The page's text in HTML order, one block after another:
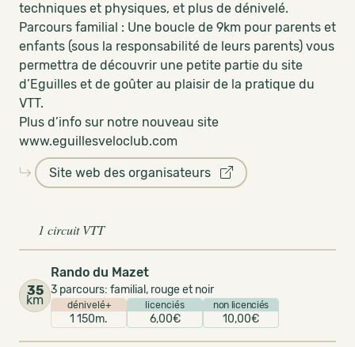
techniques et physiques, et plus de dénivelé.
Parcours familial : Une boucle de 9km pour parents et
enfants (sous la responsabilité de leurs parents) vous
permettra de découvrir une petite partie du site
d’Eguilles et de goûter au plaisir de la pratique du
VTT.
Plus d’info sur notre nouveau site
www.eguillesveloclub.com
Site web des organisateurs
1 circuit VTT
35
km
Rando du Mazet
3 parcours: familial, rouge et noir
dénivelé+
1 150m.
licenciés
6,00€
non licenciés
10,00€